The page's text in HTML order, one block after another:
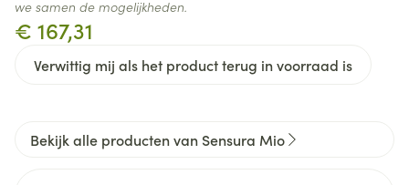
€ 167,31
Verwittig mij als het product terug in voorraad is
we samen de mogelijkheden.
Bekijk alle producten van Sensura Mio